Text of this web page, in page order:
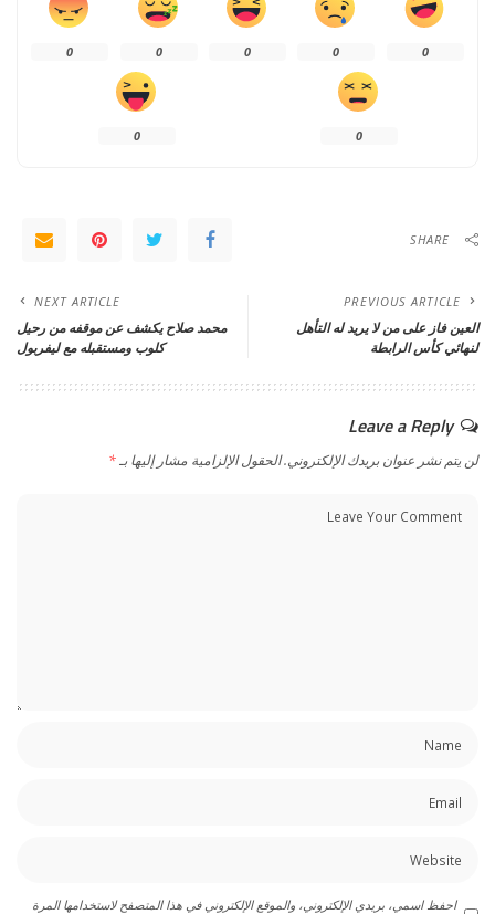
0
0
0
0
0
0
0
SHARE
PREVIOUS ARTICLE
العين فاز على من لا يريد له التأهل
لنهائي كأس الرابطة
NEXT ARTICLE
محمد صلاح يكشف عن موقفه من رحيل
كلوب ومستقبله مع ليفربول
Leave a Reply
لن يتم نشر عنوان بريدك الإلكتروني.الحقول الإلزامية مشار إليها بـ*
احفظ اسمي، بريدي الإلكتروني، والموقع الإلكتروني في هذا المتصفح لاستخدامها المرة